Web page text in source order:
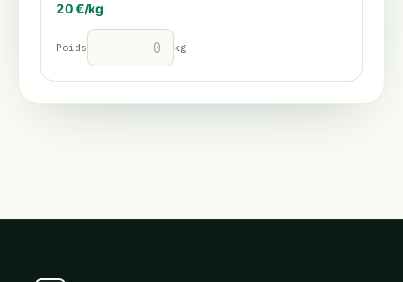
20€/kg
Poids kg